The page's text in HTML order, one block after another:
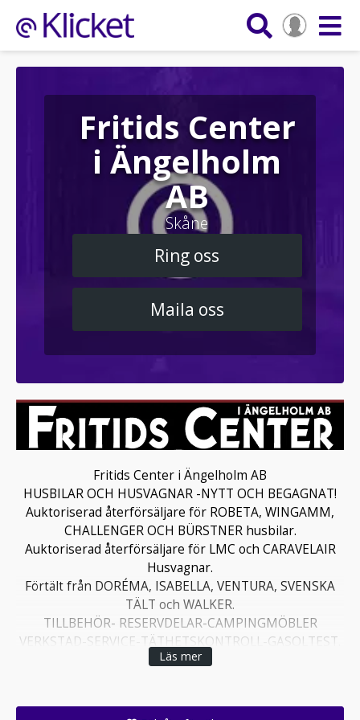
Fritids Center
i Ängelholm
AB
Skåne
Ring oss
Maila oss
Fritids Center i Ängelholm AB
HUSBILAR OCH HUSVAGNAR -NYTT OCH BEGAGNAT!
Auktoriserad återförsäljare för ROBETA, WINGAMM,
CHALLENGER OCH BÜRSTNER husbilar.
Auktoriserad återförsäljare för LMC och CARAVELAIR
Husvagnar.
Förtält från DORÉMA, ISABELLA, VENTURA, SVENSKA
TÄLT och WALKER.
TILLBEHÖR- RESERVDELAR-CAMPINGMÖBLER
VERKSTAD-SERVICE-TÄTHETSKONTROLL-GASOLTEST.
Öppettider:
Söndag: 11:00-15:00
Läs mer